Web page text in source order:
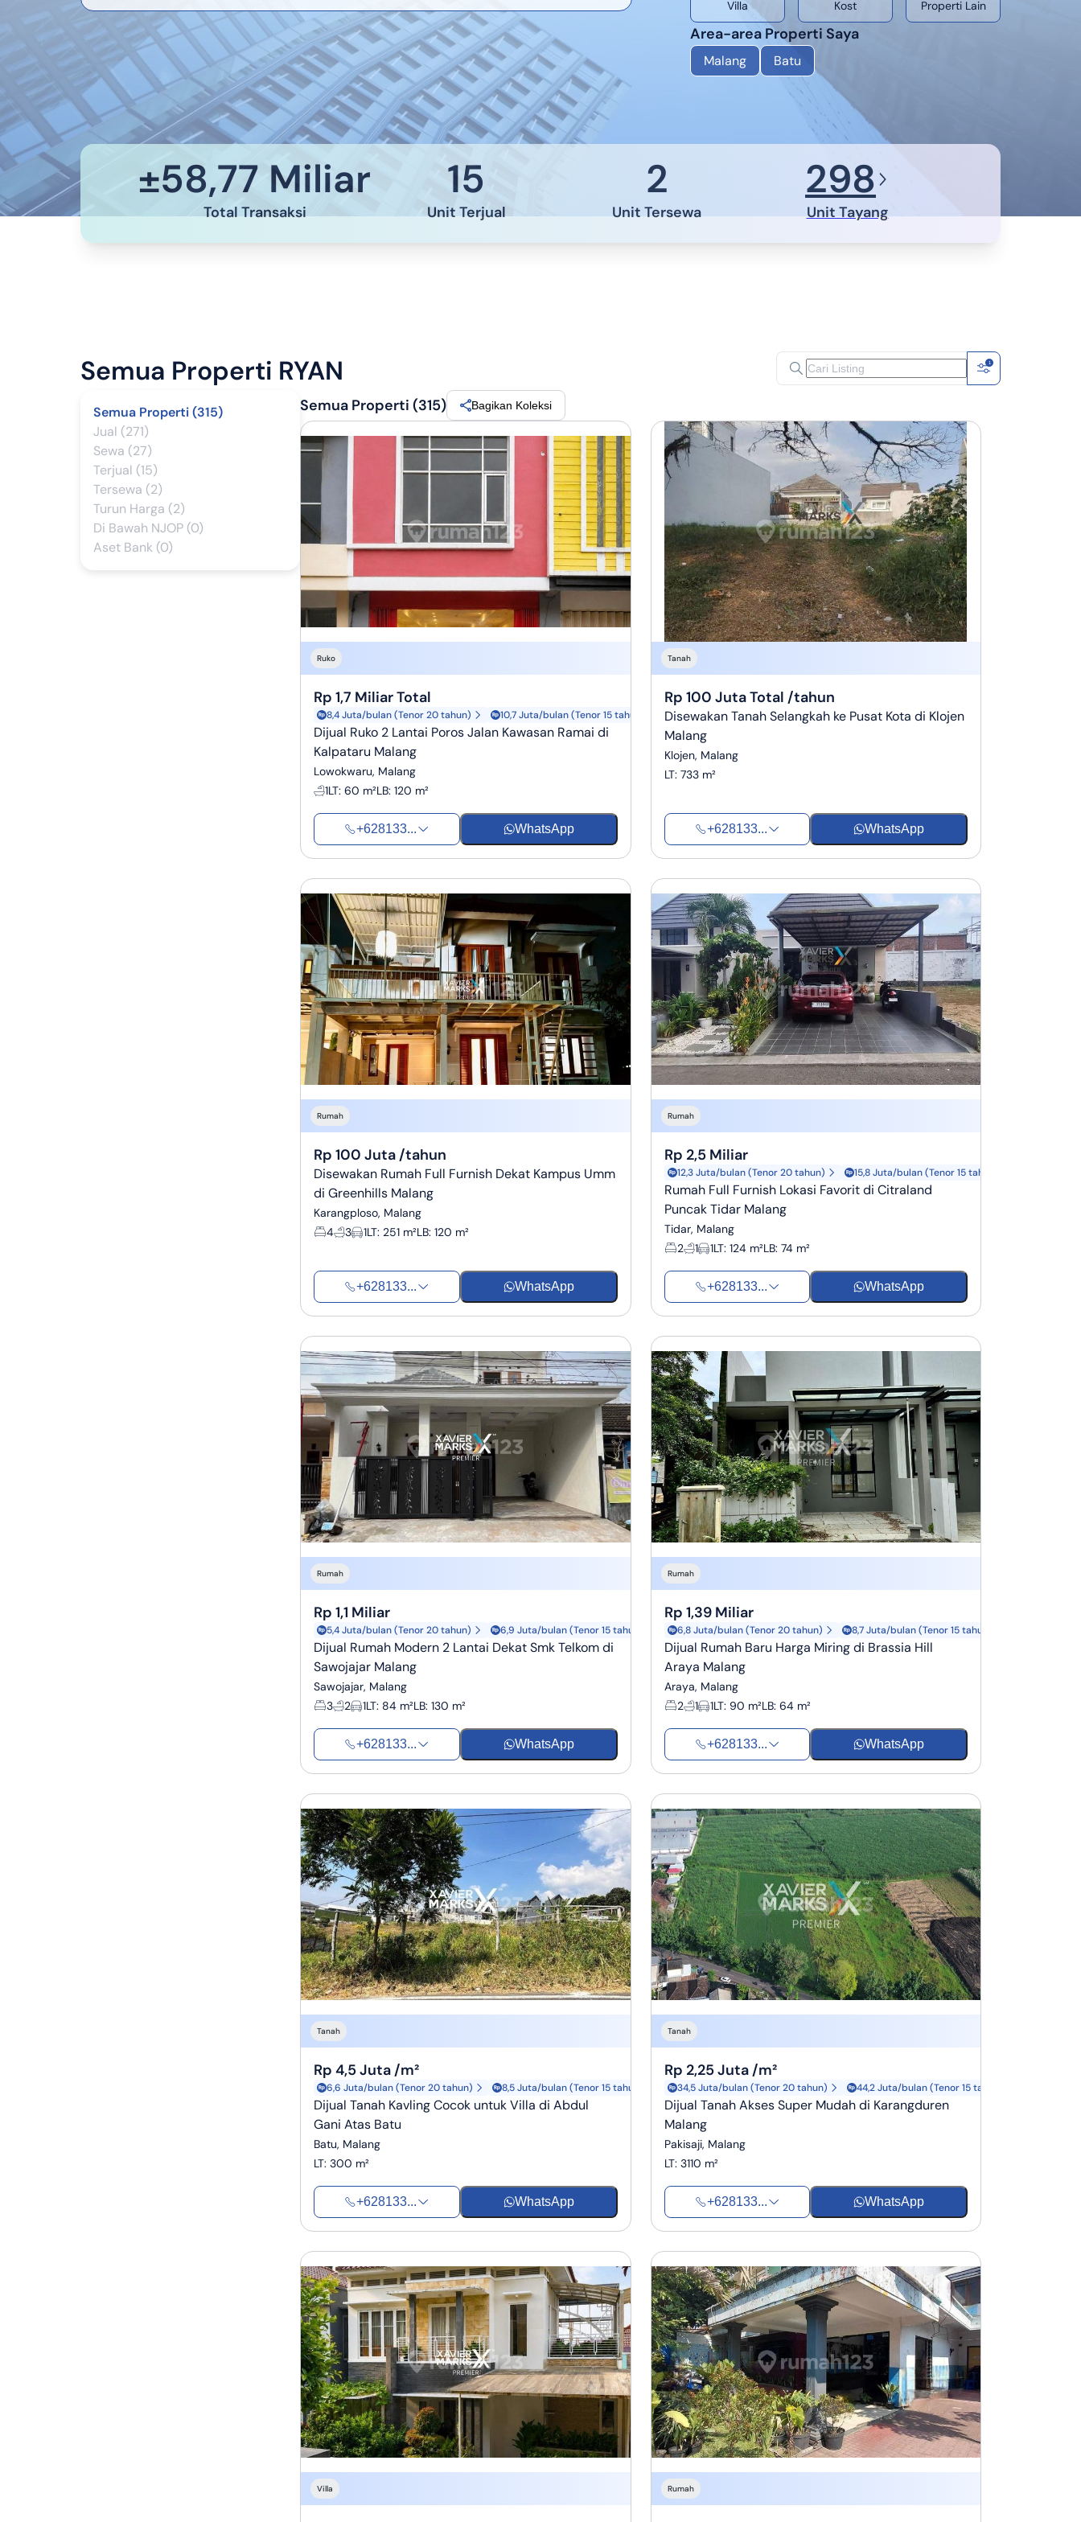
Villa Kost Properti Lain
Area-area Properti Saya
Malang Batu
±58,77 Miliar
Total Transaksi
15
Unit Terjual
2
Unit Tersewa
298
Unit Tayang
Semua Properti RYAN 1
Semua Properti (315)
Jual (271)
Sewa (27)
Terjual (15)
Tersewa (2)
Turun Harga (2)
Di Bawah NJOP (0)
Aset Bank (0)
Semua Properti (315) Bagikan Koleksi
Ruko
Rp 1,7 Miliar Total
8,4 Juta/bulan (Tenor 20 tahun) 10,7 Juta/bulan (Tenor 15 tahun)
Dijual Ruko 2 Lantai Poros Jalan Kawasan Ramai di
Kalpataru Malang
Lowokwaru, Malang
1LT: 60 m²LB: 120 m²
+628133... WhatsApp
Tanah
Rp 100 Juta Total /tahun
Disewakan Tanah Selangkah ke Pusat Kota di Klojen
Malang
Klojen, Malang
LT: 733 m²
+628133... WhatsApp
Rumah
Rp 100 Juta /tahun
Disewakan Rumah Full Furnish Dekat Kampus Umm
di Greenhills Malang
Karangploso, Malang
4
3 1LT: 251 m²LB: 120 m²
+628133... WhatsApp
Rumah
Rp 2,5 Miliar
12,3 Juta/bulan (Tenor 20 tahun) 15,8 Juta/bulan (Tenor 15 tahun)
Rumah Full Furnish Lokasi Favorit di Citraland
Puncak Tidar Malang
Tidar, Malang
2
1 1LT: 124 m²LB: 74 m²
+628133... WhatsApp
Rumah
Rp 1,1 Miliar
5,4 Juta/bulan (Tenor 20 tahun) 6,9 Juta/bulan (Tenor 15 tahun)
Dijual Rumah Modern 2 Lantai Dekat Smk Telkom di
Sawojajar Malang
Sawojajar, Malang
3
2 1LT: 84 m²LB: 130 m²
+628133... WhatsApp
Rumah
Rp 1,39 Miliar
6,8 Juta/bulan (Tenor 20 tahun) 8,7 Juta/bulan (Tenor 15 tahun)
Dijual Rumah Baru Harga Miring di Brassia Hill
Araya Malang
Araya, Malang
2
1 1LT: 90 m²LB: 64 m²
+628133... WhatsApp
Tanah
Rp 4,5 Juta /m²
6,6 Juta/bulan (Tenor 20 tahun) 8,5 Juta/bulan (Tenor 15 tahun)
Dijual Tanah Kavling Cocok untuk Villa di Abdul
Gani Atas Batu
Batu, Malang
LT: 300 m²
+628133... WhatsApp
Tanah
Rp 2,25 Juta /m²
34,5 Juta/bulan (Tenor 20 tahun) 44,2 Juta/bulan (Tenor 15 tahun)
Dijual Tanah Akses Super Mudah di Karangduren
Malang
Pakisaji, Malang
LT: 3110 m²
+628133... WhatsApp
Villa Rumah